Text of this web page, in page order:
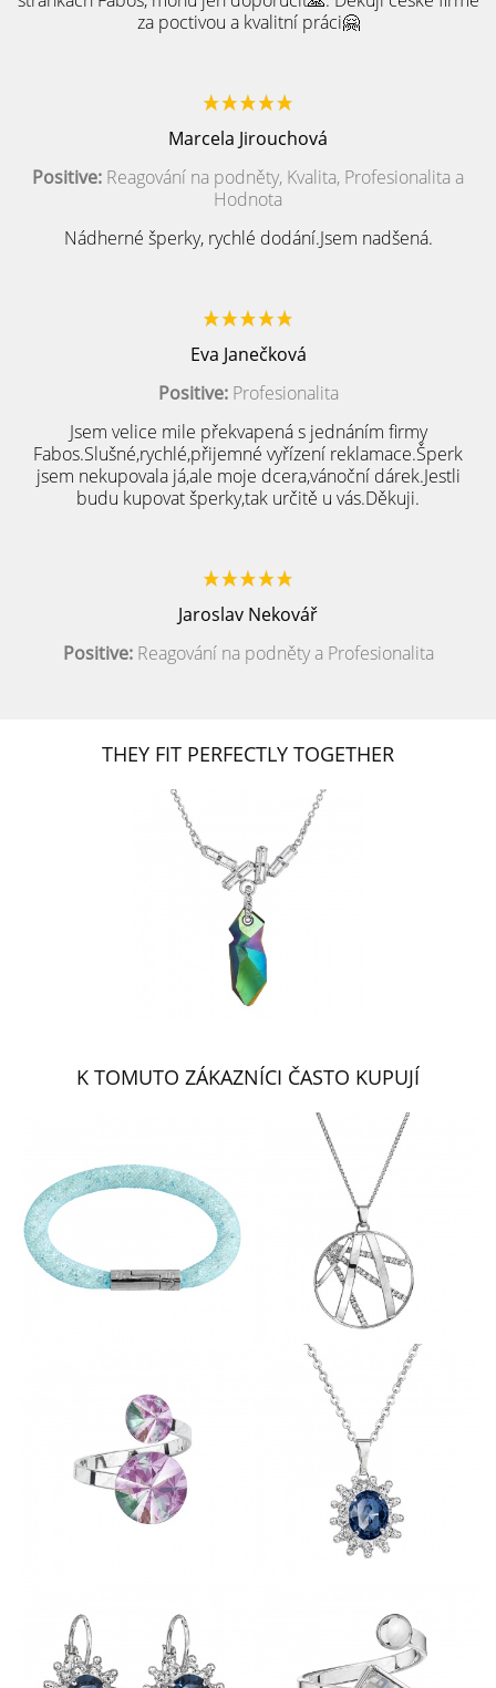
za poctivou a kvalitní práci🤗
Marcela Jirouchová
Positive: Reagování na podněty, Kvalita, Profesionalita a
Hodnota
Nádherné šperky, rychlé dodání.Jsem nadšená.
Eva Janečková
Positive:Profesionalita
Jsem velice mile překvapená s jednáním firmy
Fabos.Slušné,rychlé,přijemné vyřízení reklamace.Šperk
jsem nekupovala já,ale moje dcera,vánoční dárek.Jestli
budu kupovat šperky,tak určitě u vás.Děkuji.
Jaroslav Nekovář
Positive:Reagování na podněty a Profesionalita
THEY FIT PERFECTLY TOGETHER
K TOMUTO ZÁKAZNÍCI ČASTO KUPUJÍ